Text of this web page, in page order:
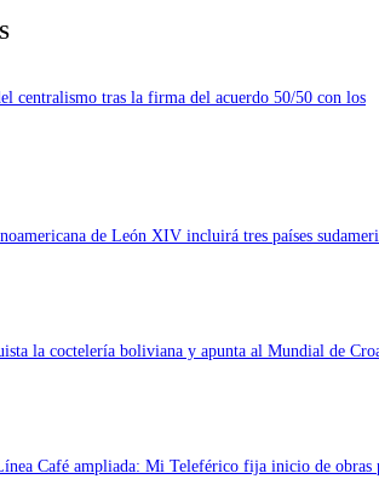
centralismo tras la firma del acuerdo 50/50 con los
de León XIV incluirá tres países
la coctelería boliviana y apunta al Mundial de
Café ampliada: Mi Teleférico fija inicio de obras